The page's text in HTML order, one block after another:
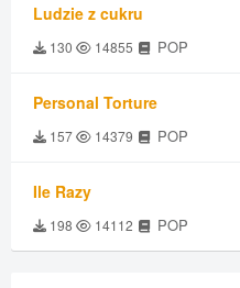
Ludzie z cukru
130 14855 POP
Personal Torture
157 14379 POP
Ile Razy
198 14112 POP